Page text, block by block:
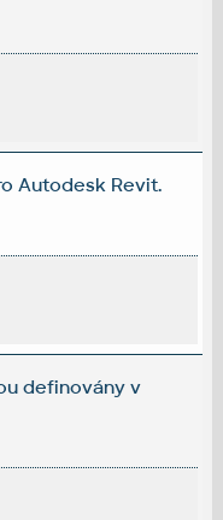
Autodesk Revit.
definovány v